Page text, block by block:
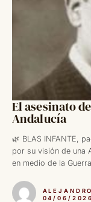
El asesinato
Andalucía
🌿 BLAS INFANTE,
por su visión de una
en medio de la
04/06/2026